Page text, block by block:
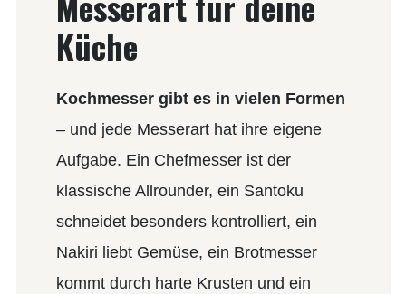
Küche
Kochmesser gibt es in vielen Formen
– und jede Messerart hat ihre eigene
Aufgabe. Ein Chefmesser ist der
klassische Allrounder, ein Santoku
schneidet besonders kontrolliert, ein
Nakiri liebt Gemüse, ein Brotmesser
kommt durch harte Krusten und ein